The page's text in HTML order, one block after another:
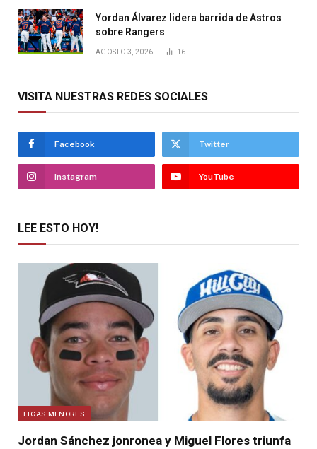
Yordan Álvarez lidera barrida de Astros
sobre Rangers
AGOSTO 3, 2026 16
VISITA NUESTRAS REDES SOCIALES
Facebook Twitter
Instagram YouTube
LEE ESTO HOY!
LIGAS MENORES
Jordan Sánchez jonronea y Miguel Flores triunfa